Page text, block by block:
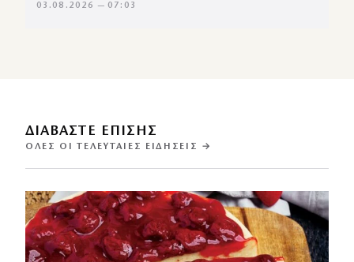
03.08.2026 — 07:03
ΔΙΑΒΑΣΤΕ ΕΠΙΣΗΣ
ΌΛΕΣ ΟΙ ΤΕΛΕΥΤΑΊΕΣ ΕΙΔΉΣΕΙΣ →